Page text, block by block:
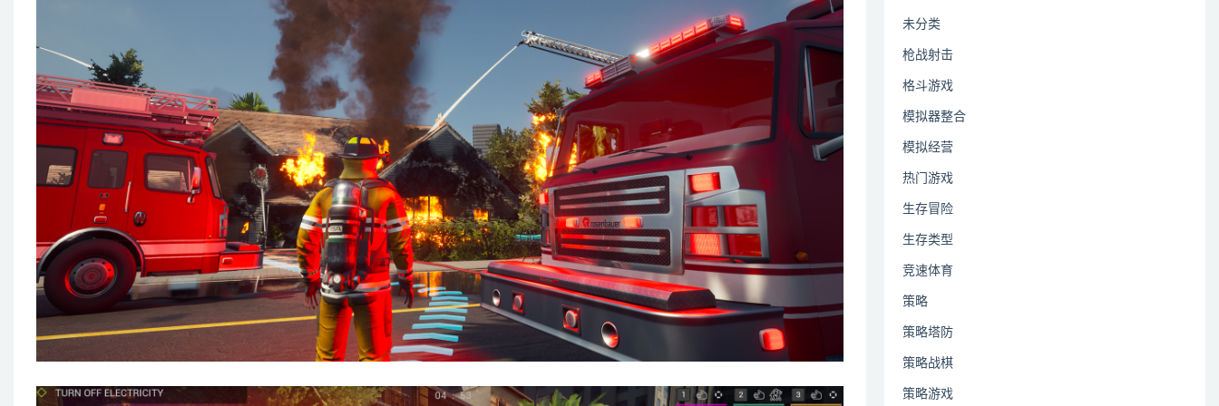
未分类
枪战射击
格斗游戏
模拟器整合
模拟经营
热门游戏
生存冒险
生存类型
竞速体育
策略
策略塔防
策略战棋
策略游戏